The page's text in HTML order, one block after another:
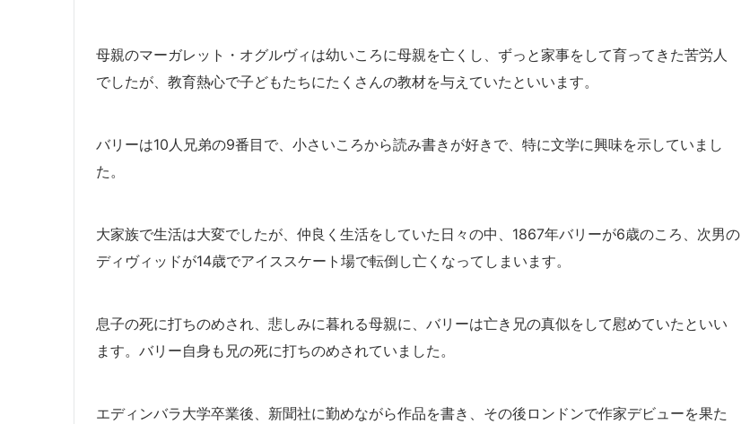
母親のマーガレット・オグルヴィは幼いころに母親を亡くし、ずっと家事をして育ってきた苦労人
でしたが、教育熱心で子どもたちにたくさんの教材を与えていたといいます。
バリーは10人兄弟の9番目で、小さいころから読み書きが好きで、特に文学に興味を示していまし
た。
大家族で生活は大変でしたが、仲良く生活をしていた日々の中、1867年バリーが6歳のころ、次男の
ディヴィッドが14歳でアイススケート場で転倒し亡くなってしまいます。
息子の死に打ちのめされ、悲しみに暮れる母親に、バリーは亡き兄の真似をして慰めていたといい
ます。バリー自身も兄の死に打ちのめされていました。
エディンバラ大学卒業後、新聞社に勤めながら作品を書き、その後ロンドンで作家デビューを果た